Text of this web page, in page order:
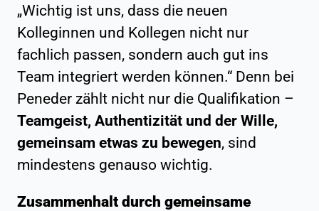
„Wichtig ist uns, dass die neuen
Kolleginnen und Kollegen nicht nur
fachlich passen, sondern auch gut ins
Team integriert werden können.“ Denn bei
Peneder zählt nicht nur die Qualifikation –
Teamgeist, Authentizität und der Wille,
gemeinsam etwas zu bewegen, sind
mindestens genauso wichtig.
Zusammenhalt durch gemeinsame